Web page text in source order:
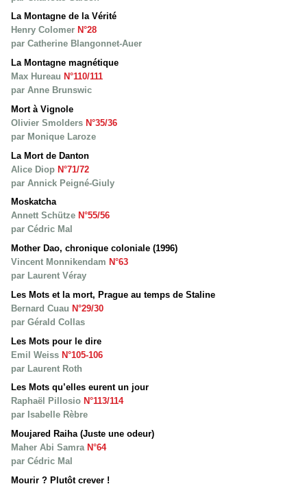
La Montagne de la Vérité
Henry Colomer N°28
par Catherine Blangonnet-Auer
La Montagne magnétique
Max Hureau N°110/111
par Anne Brunswic
Mort à Vignole
Olivier Smolders N°35/36
par Monique Laroze
La Mort de Danton
Alice Diop N°71/72
par Annick Peigné-Giuly
Moskatcha
Annett Schütze N°55/56
par Cédric Mal
Mother Dao, chronique coloniale (1996)
Vincent Monnikendam N°63
par Laurent Véray
Les Mots et la mort, Prague au temps de Staline
Bernard Cuau N°29/30
par Gérald Collas
Les Mots pour le dire
Emil Weiss N°105-106
par Laurent Roth
Les Mots qu’elles eurent un jour
Raphaël Pillosio N°113/114
par Isabelle Rèbre
Moujared Raiha (Juste une odeur)
Maher Abi Samra N°64
par Cédric Mal
Mourir ? Plutôt crever !